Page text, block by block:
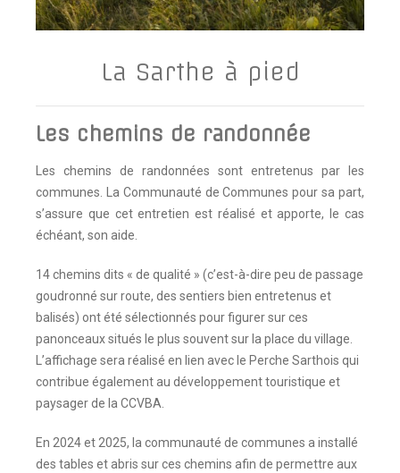
La Sarthe à pied
Les chemins de randonnée
Les chemins de randonnées sont entretenus par les
communes. La Communauté de Communes pour sa part,
s’assure que cet entretien est réalisé et apporte, le cas
échéant, son aide.
14 chemins dits « de qualité » (c’est-à-dire peu de passage
goudronné sur route, des sentiers bien entretenus et
balisés) ont été sélectionnés pour figurer sur ces
panonceaux situés le plus souvent sur la place du village.
L’affichage sera réalisé en lien avec le Perche Sarthois qui
contribue également au développement touristique et
paysager de la CCVBA.
En 2024 et 2025, la communauté de communes a installé
des tables et abris sur ces chemins afin de permettre aux